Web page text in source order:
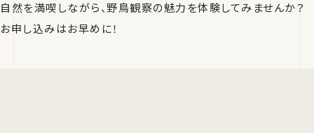
自然を満喫しながら、野鳥観察の魅力を体験してみませんか？
お申し込みはお早めに！